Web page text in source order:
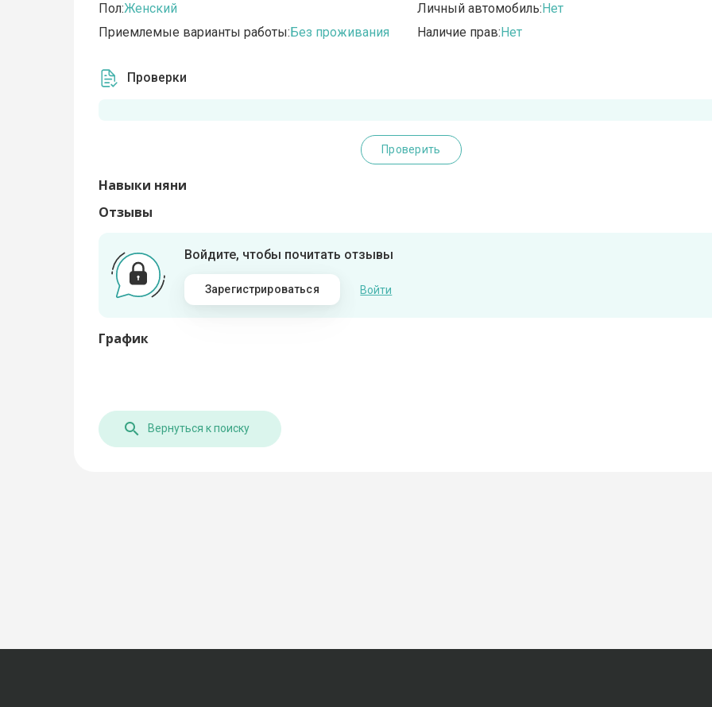
Пол:Женский
Приемлемые варианты работы:Без проживания
Личный автомобиль:Нет
Наличие прав:Нет
Проверки
Проверить
Навыки няни
Отзывы
Войдите, чтобы почитать отзывы
Зарегистрироваться Войти
График
Вернуться к поиску